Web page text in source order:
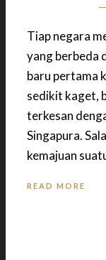
Tiap negara
yang berbeda
baru pertama
sedikit kaget,
terkesan
Singapura.
kemajuan
READ MORE